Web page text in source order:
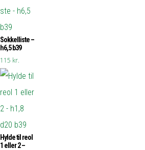
Sokkelliste –
h6,5 b39
115 kr.
Hylde til reol
1 eller 2 –